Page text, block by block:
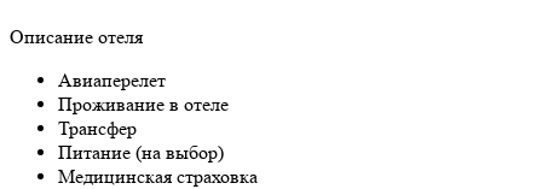
Описание отеля
Авиаперелет
Проживание в отеле
Трансфер
Питание (на выбор)
Медицинская страховка